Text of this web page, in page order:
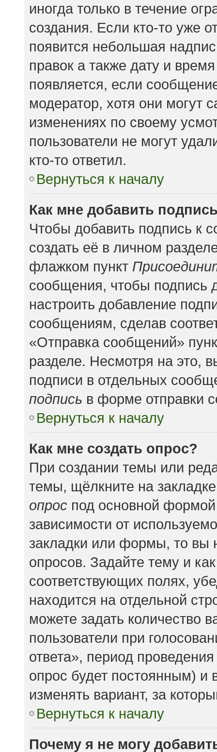
иногда только в течение
создания. Если кто-то уже
появится небольшая
правок а также дату и
появляется, если
модератор, хотя они могут
изменениях по своему
пользователи не могут
кто-то ответил.
Вернуться к началу
Как мне добавить
Чтобы добавить подпись к
создать её в личном
флажком пункт
сообщения, чтобы подпись
настроить добавление
сообщениям, сделав
«Отправка сообщений»
разделе. Несмотря на это,
подписи в отдельных
подпись в форме отправки
Вернуться к началу
Как мне создать опрос?
При создании темы или
темы, щёлкните на
опрос под основной
зависимости от
закладки или формы, то вы
опросов. Задайте тему и
соответствующих полях,
находится на отдельной
можете задать количество
пользователи при
ответа», период
опрос будет постоянным) и
изменять вариант, за
Вернуться к началу
Почему я не могу